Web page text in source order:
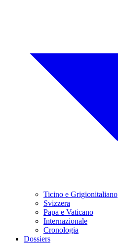
Ticino e Grigionitaliano
Svizzera
Papa e Vaticano
Internazionale
Cronologia
Dossiers